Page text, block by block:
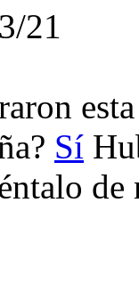
21
Sí
de